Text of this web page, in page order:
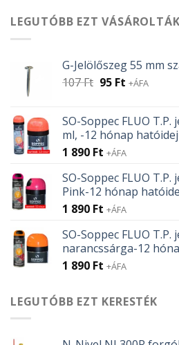
LEGUTÓBB EZT VÁSÁROLTÁK
G-Jelölőszeg 55 mm
107Ft Original
107 Ft.
95 FtCurrent
95 Ft.
+ÁFA
SO-Soppec FLUO
ml, -12 hónap
1 890 Ft +ÁFA
SO-Soppec FLUO
Pink-12 hónap
1 890 Ft +ÁFA
SO-Soppec FLUO
narancssárga-12
1 890 Ft +ÁFA
LEGUTÓBB EZT KERESTÉK